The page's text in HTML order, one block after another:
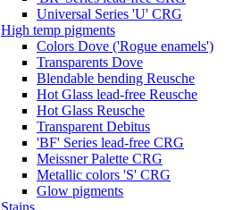
Universal Series 'U' CRG
High temp pigments
Colors Dove ('Rogue enamels')
Transparents Dove
Blendable bending Reusche
Hot Glass lead-free Reusche
Hot Glass Reusche
Transparent Debitus
'BF' Series lead-free CRG
Meissner Palette CRG
Metallic colors 'S' CRG
Glow pigments
Stains